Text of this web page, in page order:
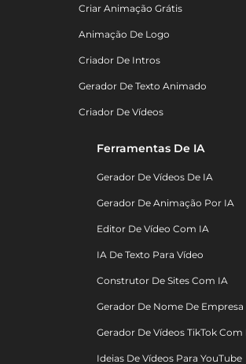
Criar Animação Grátis
Animação De Logo
Criador De Intros
Gerador De Texto Animado
Criador De Vídeos
Ferramentas De IA
Gerador De Vídeos De IA
Gerador De Animação Por IA
Editor De Vídeo Com IA
IA De Texto Para Vídeo
Construtor De Sites Com IA
Gerador De Nome De Empresa
Gerador De Vídeos TikTok Com
Ideias De Vídeos Para YouTube